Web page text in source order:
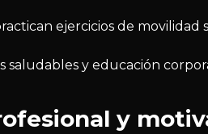
ejercicios de movilidad
saludables y educación
y